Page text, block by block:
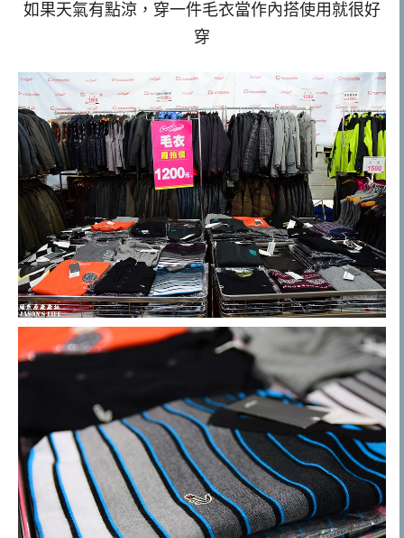
如果天氣有點涼，穿一件毛衣當作內搭使用就很好
穿